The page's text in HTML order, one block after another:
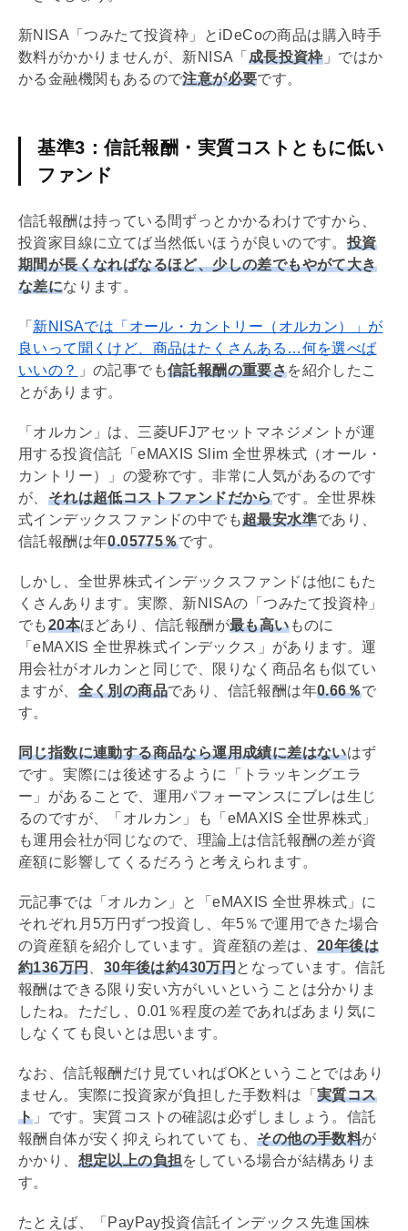
新NISA 「つみたて投資枠」と iDeCoの商品は購入時手
数料がかかりませんが、新NISA 「 成長投資枠」ではか
かる金融機関もあるので注意が必要です。
基準3：信託報酬・実質コストともに低い
ファンド
信託報酬は持っている間ずっとかかるわけですから、
投資家目線に立てば当然低いほうが良いのです。 投資
期間が長くなればなるほど、少しの差でもやがて大き
な差になります。
「 新NISAでは「オール・カントリー（オルカン）」が
良いって聞くけど、商品はたくさんある…何を選べば
いいの？
」の記事でも信託報酬の重要さを紹介したこ
とがあります。
「オルカン」は、三菱UFJアセットマネジメント が運
用する投資信託「eMAXIS Slim 全世界株式（オール・
カントリー）」の愛称です。非常に人気があるのです
が、 それは超低コストファンドだからです。全世界株
式インデックスファンドの中でも超最安水準であり、
信託報酬は年0.05775％です。
しかし、全世界株式インデックスファンドは他にもた
くさんあります。実際、新NISAの「つみたて投資枠」
でも20本ほどあり、信託報酬が最も高いものに
「eMAXIS 全世界株式インデックス」があります。運
用会社がオルカンと同じで、限りなく商品名も似てい
ますが、 全く別の商品であり、信託報酬は年0.66％で
す。
同じ指数に連動する商品なら運用成績に差はないはず
です。実際には後述するように「トラッキングエラ
ー」があることで、運用パフォーマンスにブレは生じ
るのですが、「オルカン」も「eMAXIS 全世界株式」
も運用会社が同じなので、理論上は信託報酬の差が資
産額に影響してくるだろうと考えられます。
元記事では「オルカン」と「eMAXIS 全世界株式」に
それぞれ月5万円ずつ投資し、年5％で運用できた場合
の資産額を紹介しています。資産額の差は、 20年後は
約136万円
30年後は約430万円となっています。信託
報酬はできる限り安い方がいいということは分かりま
したね。ただし、0.01％程度の差であればあまり気に
しなくても良いとは思います。
なお、信託報酬だけ見ていればOKということではあり
ません。実際に投資家が負担した手数料は「 実質コス
ト 」です。実質コストの確認は必ずしましょう。信託
報酬自体が安く抑えられていても、その他の手数料が
かかり、 想定以上の負担をしている場合が結構ありま
す。
たとえば、「PayPay投資信託インデックス先進国株